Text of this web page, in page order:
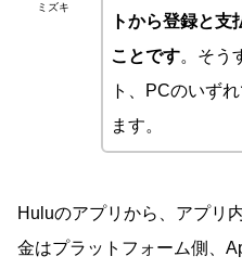
ミズキ
トから登録と支
ことです。そう
ト、PCのいず
ます。
Huluのアプリから、アプリ
金はプラットフォーム側、